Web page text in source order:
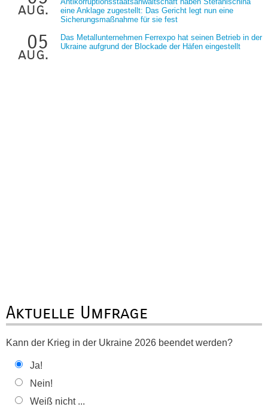
aug.
eine Anklage zugestellt: Das Gericht legt nun eine
Sicherungsmaßnahme für sie fest
05
aug.
Das Metallunternehmen Ferrexpo hat seinen Betrieb in der
Ukraine aufgrund der Blockade der Häfen eingestellt
Aktuelle Umfrage
Kann der Krieg in der Ukraine 2026 beendet werden?
Ja!
Nein!
Weiß nicht ...